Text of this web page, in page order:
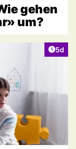
gehen
um?
5d